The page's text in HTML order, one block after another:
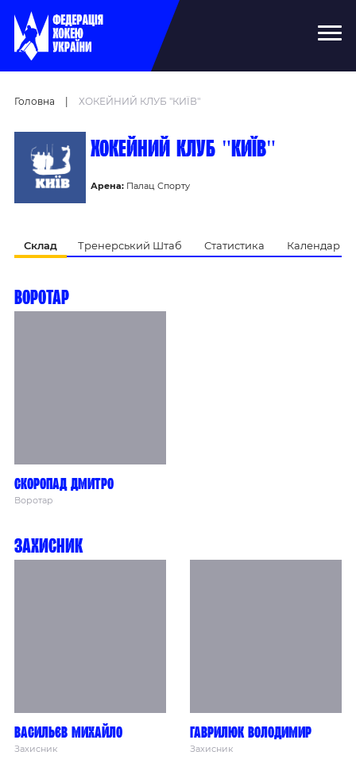
Головна ХОКЕЙНИЙ КЛУБ "КИЇВ"
ХОКЕЙНИЙ КЛУБ "КИЇВ"
Арена: Палац Спорту
Склад Тренерський Штаб Статистика Календар
Воротар
Скоропад Дмитро
Воротар
Захисник
Васильєв Михайло
Захисник
Гаврилюк Володимир
Захисник